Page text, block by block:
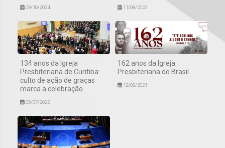
09/10/2024 11/08/2023
134 anos da Igreja
Presbiteriana de Curitiba:
culto de ação de graças
marca a celebração
05/07/2022
162 anos da Igreja
Presbiteriana do Brasil
12/08/2021